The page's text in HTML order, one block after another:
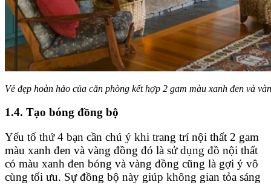
Vẻ đẹp hoàn hảo của căn phòng kết hợp 2 gam màu xanh đen và
1.4. Tạo bóng đồng bộ
Yếu tố thứ 4 bạn cần chú ý khi trang trí nội thất 2 gam
màu xanh đen và vàng đồng đó là sử dụng đồ nội thất
có màu xanh đen bóng và vàng đồng cũng là gợi ý vô
cùng tối ưu. Sự đồng bộ này giúp không gian tỏa sáng